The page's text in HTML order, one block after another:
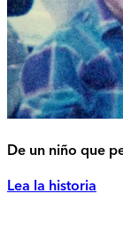
De un niño que
Lea la historia